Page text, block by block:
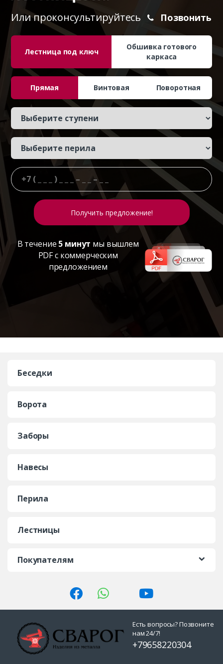
Или проконсультируйтесь Позвонить
Лестница под ключ
Обшивка готового
каркаса
Прямая Винтовая Поворотная
В течение 5 минут мы вышлем
PDF с коммерческим
предложением
Беседки
Ворота
Заборы
Навесы
Перила
Лестницы
Покупателям
Есть вопросы? Позвоните
нам 24/7!
+79658220304